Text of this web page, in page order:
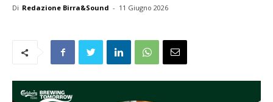
Di Redazione Birra&Sound - 11 Giugno 2026